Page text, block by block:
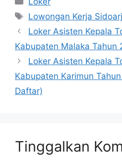
Tag
Lowongan Kerja
Loker Asisten Kepala
Kabupaten Malaka Tahun
Loker Asisten Kepala
Kabupaten Karimun
Daftar)
Tinggalkan